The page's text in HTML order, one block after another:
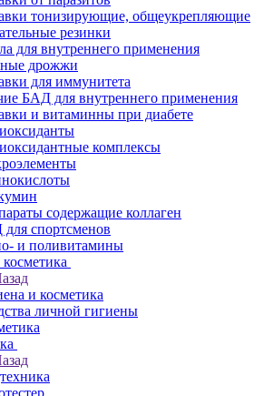
тонизирующие, общеукрепляющие
резинки
для внутреннего применения
дрожжи
для иммунитета
БАД для внутреннего применения
и витаминны при диабете
комплексы
содержащие коллаген
спортсменов
и поливитамины
и косметика
личной гигиены